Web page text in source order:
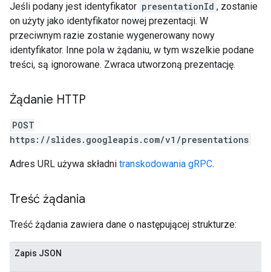
Jeśli podany jest identyfikator presentationId , zostanie
on użyty jako identyfikator nowej prezentacji. W
przeciwnym razie zostanie wygenerowany nowy
identyfikator. Inne pola w żądaniu, w tym wszelkie podane
treści, są ignorowane. Zwraca utworzoną prezentację.
Żądanie HTTP
POST
https://slides.googleapis.com/v1/presentations
Adres URL używa składni transkodowania gRPC.
Treść żądania
Treść żądania zawiera dane o następującej strukturze:
Zapis JSON